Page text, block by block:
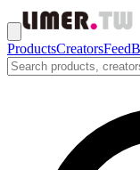
ProductsCreatorsFeed